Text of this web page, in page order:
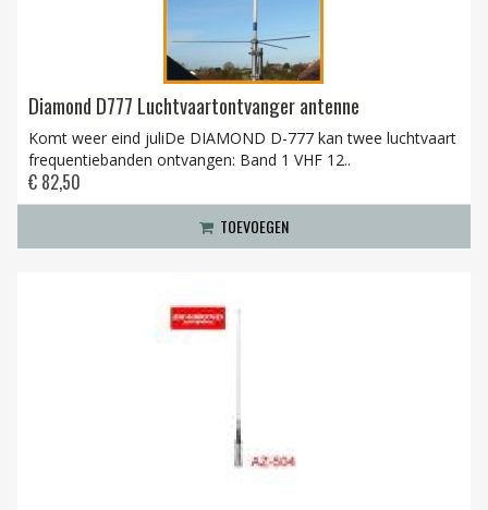
Diamond D777 Luchtvaartontvanger antenne
Komt weer eind juliDe DIAMOND D-777 kan twee luchtvaart
frequentiebanden ontvangen: Band 1 VHF 12..
€ 82,50
TOEVOEGEN